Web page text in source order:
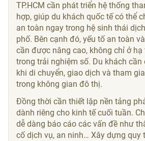
TP.HCM cần phát triển hệ thống
hợp, giúp du khách quốc tế có thể
an toàn ngay trong hệ sinh thái
phố. Bên cạnh đó, yếu tố an toàn
cần được nâng cao, không chỉ ở
trong trải nghiệm số. Du khách
khi di chuyển, giao dịch và tham
trong không gian đô thị.
Đồng thời cần thiết lập nền tảng
dành riêng cho kinh tế cuối tuần.
dễ dàng báo cáo các vấn đề như
cố dịch vụ, an ninh… Xây dựng quy